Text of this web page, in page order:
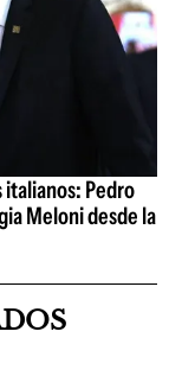
italianos: Pedro
Meloni desde la